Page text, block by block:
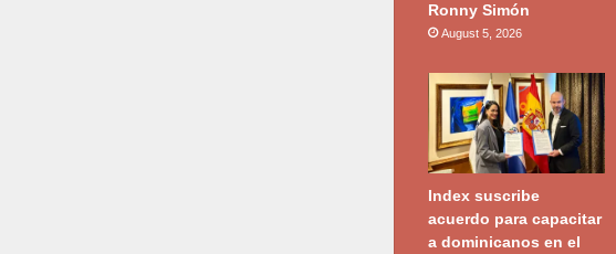
Ronny Simón
August 5, 2026
Index suscribe
acuerdo para capacitar
a dominicanos en el